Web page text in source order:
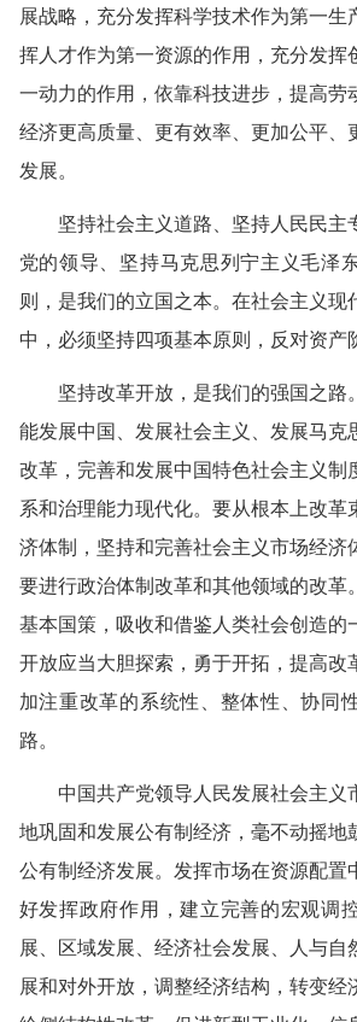
展战略，充分发挥科学技术作为第一生
挥人才作为第一资源的作用，充分发挥
一动力的作用，依靠科技进步，提高劳
经济更高质量、更有效率、更加公平、
发展。
坚持社会主义道路、坚持人民民主
党的领导、坚持马克思列宁主义毛泽
则，是我们的立国之本。在社会主义现
中，必须坚持四项基本原则，反对资产
坚持改革开放，是我们的强国之路
能发展中国、发展社会主义、发展马克
改革，完善和发展中国特色社会主义制
系和治理能力现代化。要从根本上改革
济体制，坚持和完善社会主义市场经济
要进行政治体制改革和其他领域的改革
基本国策，吸收和借鉴人类社会创造的
开放应当大胆探索，勇于开拓，提高改
加注重改革的系统性、整体性、协同
路。
中国共产党领导人民发展社会主义
地巩固和发展公有制经济，毫不动摇地
公有制经济发展。发挥市场在资源配置
好发挥政府作用，建立完善的宏观调
展、区域发展、经济社会发展、人与自
展和对外开放，调整经济结构，转变经